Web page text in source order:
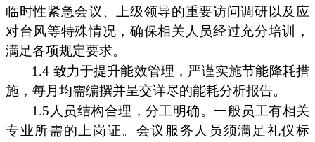
临时性紧急会议、上级领导的重要访问调研以及应
对台风等特殊情况，确保相关人员经过充分培训，
满足各项规定要求。
1.4 致力于提升能效管理，严谨实施节能降耗措
施，每月均需编撰并呈交详尽的能耗分析报告。
1.5人员结构合理，分工明确。一般员工有相关
专业所需的上岗证。会议服务人员须满足礼仪标